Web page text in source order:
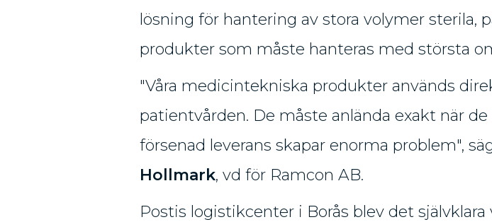
lösning för hantering av stora volymer sterila,
produkter som måste hanteras med största
"Våra medicintekniska produkter används
patientvården. De måste anlända exakt när de
försenad leverans skapar enorma problem",
Hollmark, vd för Ramcon AB.
Postis logistikcenter i Borås blev det självklara